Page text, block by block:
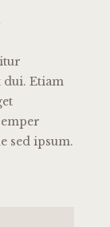
Etiam
sed ipsum.